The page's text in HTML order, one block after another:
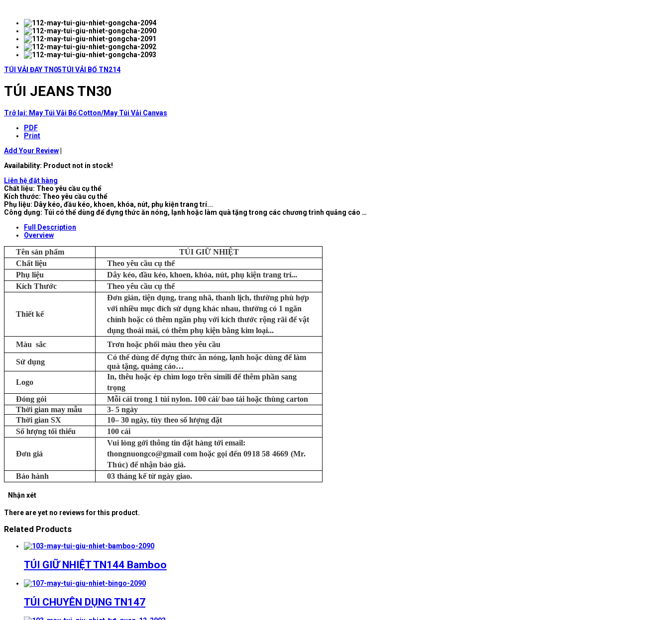
TÚI VẢI ĐAY TN05TÚI VẢI BỐ TN214
TÚI JEANS TN30
Trở lại: May Túi Vải Bố Cotton/May Túi Vải Canvas
PDF
Print
Add Your Review|
Availability: Product not in stock!
Liên hệ đặt hàng
Chất liệu: Theo yêu cầu cụ thể
Kích thước: Theo yêu cầu cụ thể
Phụ liệu: Dây kéo, đầu kéo, khoen, khóa, nút, phụ kiện trang trí...
Công dụng: Túi có thể dùng để đựng thức ăn nóng, lạnh hoặc làm quà tặng trong các chương trình quảng cáo …
Full Description
Overview
Tên sản phẩm
TÚI GIỮ NHIỆT
Chất liệu
Theo yêu cầu cụ thể
Phụ liệu
Dây kéo, đầu kéo, khoen, khóa, nút, phụ kiện trang trí...
Kích Thước
Theo yêu cầu cụ thể
Thiết kế
Đơn giản, tiện dụng, trang nhã, thanh lịch, thường phù hợp
với nhiều mục đích sử dụng khác nhau, thường có 1 ngăn
chính hoặc có thêm ngăn phụ với kích thước rộng rãi để vật
dụng thoải mái, có thêm phụ kiện bằng kim loại...
Màu sắc
Trơn hoặc phối màu theo yêu cầu
Sử dụng
Có thể dùng để đựng thức ăn nóng, lạnh hoặc dùng để làm
quà tặng, quảng cáo…
Logo
In, thêu hoặc ép chìm logo trên simili để thêm phần sang
trọng
Đóng gói
Mỗi cái trong 1 túi nylon. 100 cái/ bao tải hoặc thùng carton
Thời gian may mẫu
3- 5 ngày
Thời gian SX
10– 30 ngày, tùy theo số lượng đặt
Số lượng tối thiểu
100 cái
Đơn giá
Vui lòng gởi thông tin đặt hàng tới email:
thongnuongco@gmail com hoặc gọi đến0918 58 4669 (Mr.
Thúc)để nhận báo giá.
Bảo hành
03 tháng kể từ ngày giao.
Nhận xét
There are yet no reviews for this product.
Related Products
TÚI GIỮ NHIỆT TN144 Bamboo
TÚI CHUYÊN DỤNG TN147